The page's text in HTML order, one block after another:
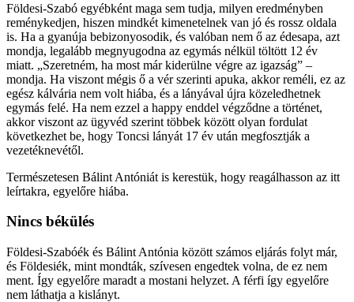
Földesi-Szabó egyébként maga sem tudja, milyen eredményben
reménykedjen, hiszen mindkét kimenetelnek van jó és rossz oldala
is. Ha a gyanúja bebizonyosodik, és valóban nem ő az édesapa, azt
mondja, legalább megnyugodna az egymás nélkül töltött 12 év
miatt. „Szeretném, ha most már kiderülne végre az igazság” –
mondja. Ha viszont mégis ő a vér szerinti apuka, akkor reméli, ez az
egész kálvária nem volt hiába, és a lányával újra közeledhetnek
egymás felé. Ha nem ezzel a happy enddel végződne a történet,
akkor viszont az ügyvéd szerint többek között olyan fordulat
következhet be, hogy Toncsi lányát 17 év után megfosztják a
vezetéknevétől.
Természetesen Bálint Antóniát is kerestük, hogy reagálhasson az itt
leírtakra, egyelőre hiába.
Nincs békülés
Földesi-Szabóék és Bálint Antónia között számos eljárás folyt már,
és Földesiék, mint mondták, szívesen engedtek volna, de ez nem
ment. Így egyelőre maradt a mostani helyzet. A férfi így egyelőre
nem láthatja a kislányt.